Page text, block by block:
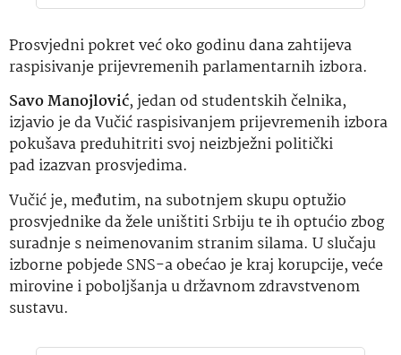
Prosvjedni pokret već oko godinu dana zahtijeva
raspisivanje prijevremenih parlamentarnih izbora.
Savo Manojlović, jedan od studentskih čelnika,
izjavio je da Vučić raspisivanjem prijevremenih izbora
pokušava preduhitriti svoj neizbježni politički
pad izazvan prosvjedima.
Vučić je, međutim, na subotnjem skupu optužio
prosvjednike da žele uništiti Srbiju te ih optućio zbog
suradnje s neimenovanim stranim silama. U slučaju
izborne pobjede SNS-a obećao je kraj korupcije, veće
mirovine i poboljšanja u državnom zdravstvenom
sustavu.